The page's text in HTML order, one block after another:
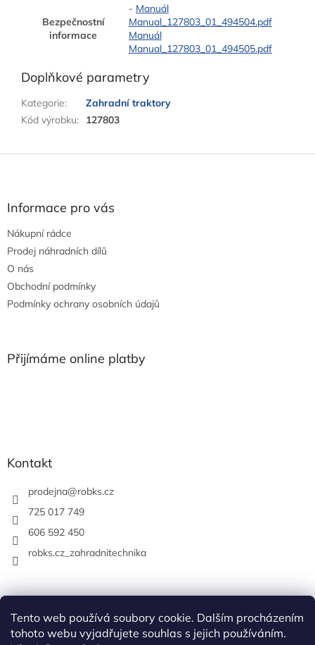
Tento web používá soubory cookie. Dalším procházením
tohoto webu vyjadřujete souhlas s jejich používáním.
Bezpečnostní
informace
- Manuál
Manual_127803_01_494504.pdf
Manuál
Manual_127803_01_494505.pdf
Doplňkové parametry
Kategorie:
Zahradní traktory
Kód výrobku: 127803
Informace pro vás
Nákupní rádce
Prodej náhradních dílů
O nás
Obchodní podmínky
Podmínky ochrany osobních údajů
Přijímáme online platby
Kontakt
prodejna@robks.cz
725 017 749
606 592 450
robks.cz_zahradnitechnika